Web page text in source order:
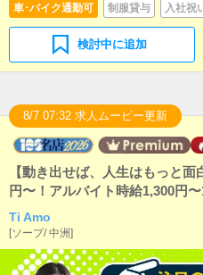
車･バイク通勤可
制服貸与 入社祝
検討中に追加
8/7 07:32 求人ムービー更新
【動き出せば、人生はもっと
円〜！アルバイト時給1,300円
フ週休2日！さらに有給休暇あ
険完備！入社初月より業績歩合
加盟店は年収1,000万は当たり
で稼ぎたい野心溢れる人材を
Ti Amo
[ソープ/中洲]